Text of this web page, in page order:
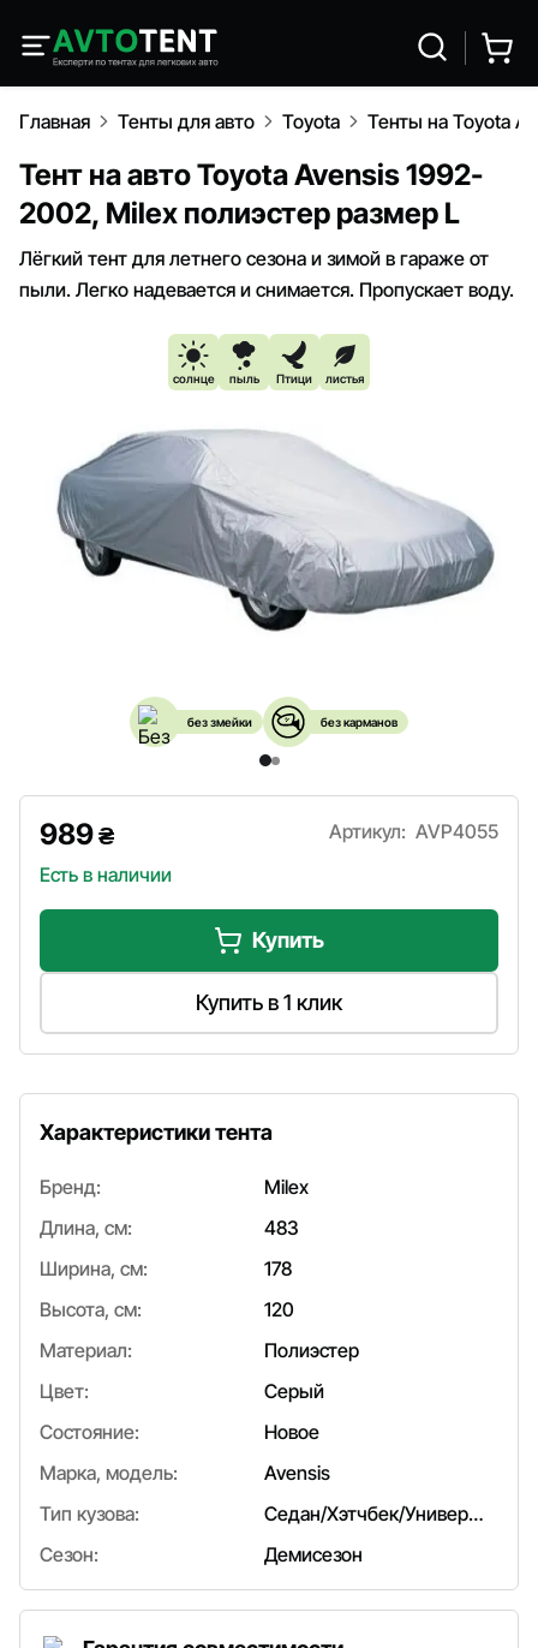
Главная Тенты для авто Toyota Тенты на Toyota
Тент на авто Toyota Avensis 1992-
2002, Milex полиэстер размер L
Лёгкий тент для летнего сезона и зимой в гараже от
пыли. Легко надевается и снимается. Пропускает воду.
солнце пыль Птици листья
без змейки без карманов
989₴
Есть в наличии
Артикул: AVP4055
Купить
Купить в 1 клик
Характеристики тента
Бренд:
Milex
Длина, см:
483
Ширина, см:
178
Высота, см:
120
Материал:
Полиэстер
Цвет:
Серый
Состояние:
Новое
Марка, модель:
Avensis
Тип кузова:
Седан/Хэтчбек/Универсал
Сезон:
Демисезон